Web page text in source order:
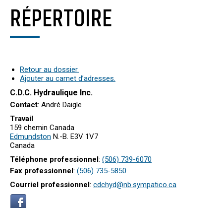
RÉPERTOIRE
Retour au dossier.
Ajouter au carnet d’adresses.
C.D.C. Hydraulique Inc.
Contact: André Daigle
Travail
159 chemin Canada
Edmundston N.-B. E3V 1V7
Canada
Téléphone professionnel: (506) 739-6070
Fax professionnel: (506) 735-5850
Courriel professionnel: cdchyd@nb.sympatico.ca